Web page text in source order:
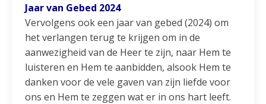
Jaar van Gebed 2024
Vervolgens ook een jaar van gebed (2024) om
het verlangen terug te krijgen om in de
aanwezigheid van de Heer te zijn, naar Hem te
luisteren en Hem te aanbidden, alsook Hem te
danken voor de vele gaven van zijn liefde voor
ons en Hem te zeggen wat er in ons hart leeft.